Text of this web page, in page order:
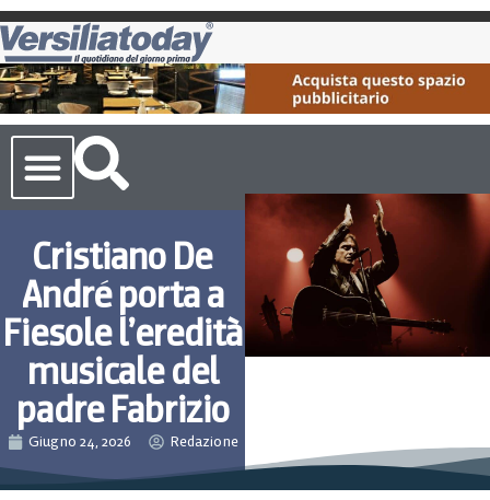
Cristiano De
André porta a
Fiesole l’eredità
musicale del
padre Fabrizio
Giugno 24, 2026 Redazione